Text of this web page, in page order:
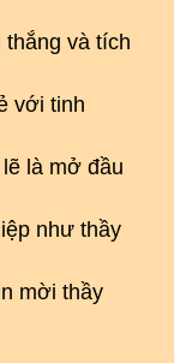
thắng và tích
với tinh
là mở đầu
như thầy
mời thầy